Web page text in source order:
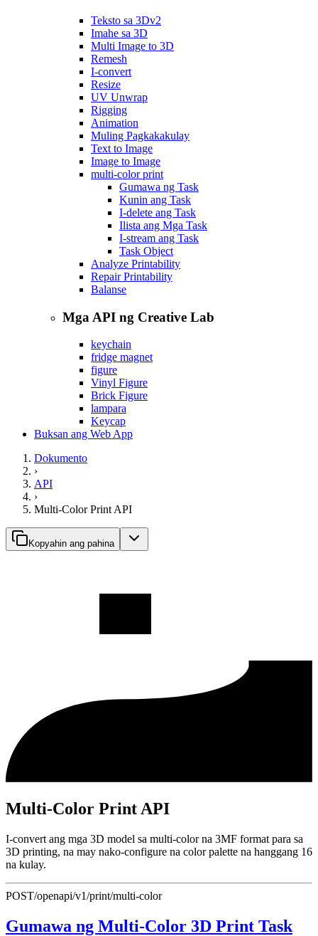
Teksto sa 3Dv2
Imahe sa 3D
Multi Image to 3D
Remesh
I-convert
Resize
UV Unwrap
Rigging
Animation
Muling Pagkakakulay
Text to Image
Image to Image
multi-color print
Gumawa ng Task
Kunin ang Task
I-delete ang Task
Ilista ang Mga Task
I-stream ang Task
Task Object
Analyze Printability
Repair Printability
Balanse
Mga API ng Creative Lab
keychain
fridge magnet
figure
Vinyl Figure
Brick Figure
lampara
Keycap
Buksan ang Web App
Dokumento
›
API
›
Multi-Color Print API
Kopyahin ang pahina
Multi-Color Print API
I-convert ang mga 3D model sa multi-color na 3MF format para sa
3D printing, na may nako-configure na color palette na hanggang 16
na kulay.
POST/openapi/v1/print/multi-color
Gumawa ng Multi-Color 3D Print Task